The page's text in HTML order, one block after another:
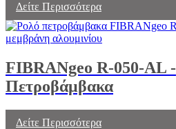
Δείτε Περισσότερα
FIBRANgeo R-050-AL -
Πετροβάμβακα
Δείτε Περισσότερα